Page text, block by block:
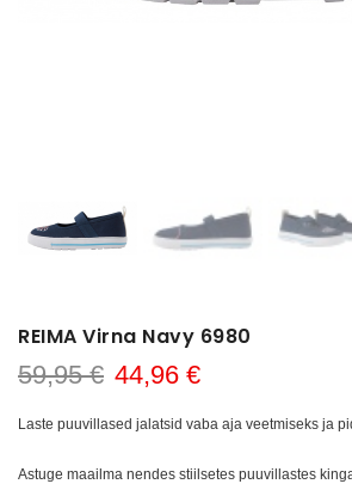
REIMA Virna Navy 6980
59,95 € 44,96 €
Laste puuvillased jalatsid vaba aja veetmiseks ja
Astuge maailma nendes stiilsetes puuvillastes